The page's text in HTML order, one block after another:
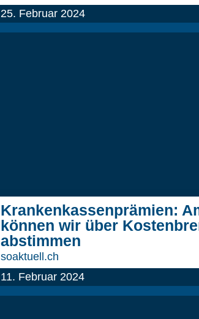
25. Februar 2024
Krankenkassenprämien:
können wir über
abstimmen
soaktuell.ch
11. Februar 2024